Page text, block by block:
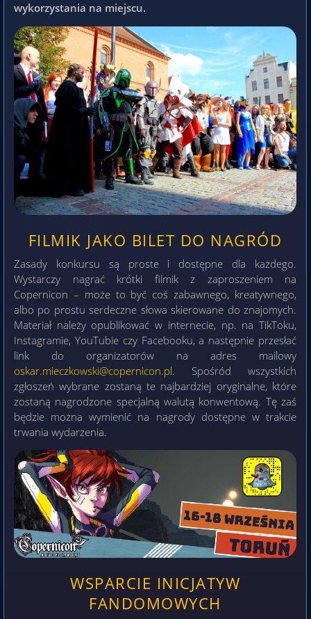
wykorzystania na miejscu.
FILMIK JAKO BILET DO NAGRÓD
Zasady konkursu są proste i dostępne dla każdego.
Wystarczy nagrać krótki filmik z zaproszeniem na
Copernicon – może to być coś zabawnego, kreatywnego,
albo po prostu serdeczne słowa skierowane do znajomych.
Materiał należy opublikować w internecie, np. na TikToku,
Instagramie, YouTubie czy Facebooku, a następnie przesłać
link do organizatorów na adres mailowy
oskar.mieczkowski@copernicon.pl. Spośród wszystkich
zgłoszeń wybrane zostaną te najbardziej oryginalne, które
zostaną nagrodzone specjalną walutą konwentową. Tę zaś
będzie można wymienić na nagrody dostępne w trakcie
trwania wydarzenia.
WSPARCIE INICJATYW
FANDOMOWYCH